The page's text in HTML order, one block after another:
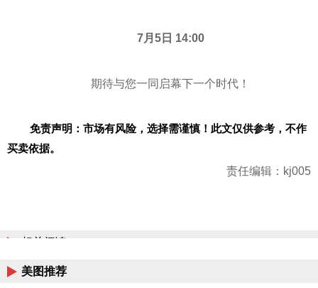
7月 5日 14:00
期待与您一同启幕下一个时代！
免责声明：市场有风险，选择需谨慎！此文仅供参考，不作
买卖依据。
责任编辑：kj005
相关阅读
美图推荐